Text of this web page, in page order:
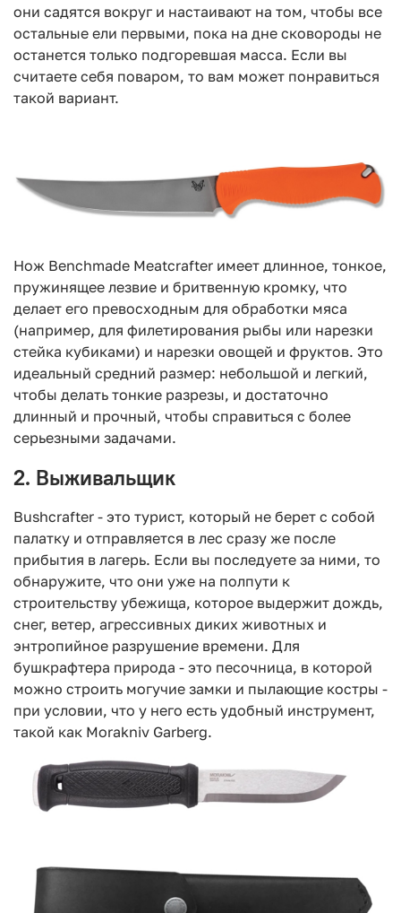
они садятся вокруг и настаивают на том, чтобы все
остальные ели первыми, пока на дне сковороды не
останется только подгоревшая масса. Если вы
считаете себя поваром, то вам может понравиться
такой вариант.
Нож Benchmade Meatcrafter имеет длинное, тонкое,
пружинящее лезвие и бритвенную кромку, что
делает его превосходным для обработки мяса
(например, для филетирования рыбы или нарезки
стейка кубиками) и нарезки овощей и фруктов. Это
идеальный средний размер: небольшой и легкий,
чтобы делать тонкие разрезы, и достаточно
длинный и прочный, чтобы справиться с более
серьезными задачами.
2. Выживальщик
Bushcrafter - это турист, который не берет с собой
палатку и отправляется в лес сразу же после
прибытия в лагерь. Если вы последуете за ними, то
обнаружите, что они уже на полпути к
строительству убежища, которое выдержит дождь,
снег, ветер, агрессивных диких животных и
энтропийное разрушение времени. Для
бушкрафтера природа - это песочница, в которой
можно строить могучие замки и пылающие костры -
при условии, что у него есть удобный инструмент,
такой как Morakniv Garberg.